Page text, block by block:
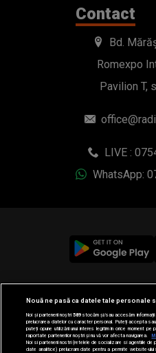
Contact
Bd.
Romexpo
Pavilion T,
LIVE :
WhatsApp:
© 2019-2026 DOGAN
drepturile
Nouă ne pasă ca datele tale personale
Noi și partenerii noștri589stocăm și/sau accesăm informații
prelucrarea datelor cu caracter personal. Puteți accepta
puteți opune utilizării unui interes legitim în orice moment
raportate partenerilor noștri și nu vă vor afecta navigarea.
Noi si partenerii nostri (retelele de socializare si agentiile de
date analitice) prelucram date pentru a permite website-